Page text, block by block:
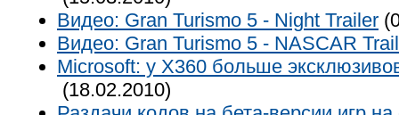
Видео: Gran Turismo 5 - Night Trailer
Видео: Gran Turismo 5 - NASCAR
Microsoft: у X360 больше
(18.02.2010)